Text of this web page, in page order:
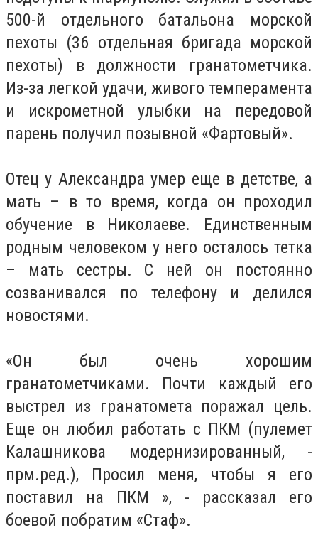
500-й отдельного батальона морской
пехоты (36 отдельная бригада морской
пехоты) в должности гранатометчика.
Из-за легкой удачи, живого темперамента
и искрометной улыбки на передовой
парень получил позывной «Фартовый».
Отец у Александра умер еще в детстве, а
мать – в то время, когда он проходил
обучение в Николаеве. Единственным
родным человеком у него осталось тетка
– мать сестры. С ней он постоянно
созванивался по телефону и делился
новостями.
«Он был очень хорошим
гранатометчиками. Почти каждый его
выстрел из гранатомета поражал цель.
Еще он любил работать с ПКМ (пулемет
Калашникова модернизированный, -
прм.ред.), Просил меня, чтобы я его
поставил на ПКМ », - рассказал его
боевой побратим «Стаф».